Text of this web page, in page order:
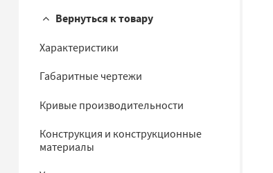
Вернуться к товару
Характеристики
Габаритные чертежи
Кривые производительности
Конструкция и конструкционные
материалы